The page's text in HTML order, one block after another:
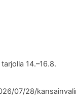
14.–16.8.
07/28/